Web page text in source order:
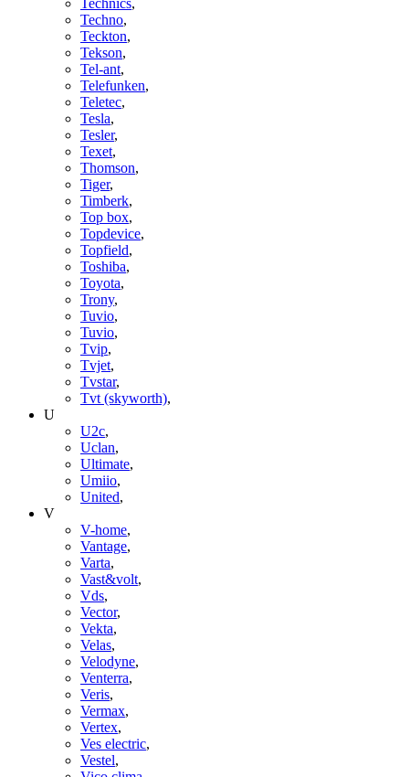
Techno,
Teckton,
Tekson,
Tel-ant,
Telefunken,
Teletec,
Tesla,
Tesler,
Texet,
Thomson,
Tiger,
Timberk,
Top box,
Topdevice,
Topfield,
Toshiba,
Toyota,
Trony,
Tuvio,
Tuvio,
Tvip,
Tvjet,
Tvstar,
Tvt (skyworth),
U
U2c,
Uclan,
Ultimate,
Umiio,
United,
V
V-home,
Vantage,
Varta,
Vast&volt,
Vds,
Vector,
Vekta,
Velas,
Velodyne,
Venterra,
Veris,
Vermax,
Vertex,
Ves electric,
Vestel,